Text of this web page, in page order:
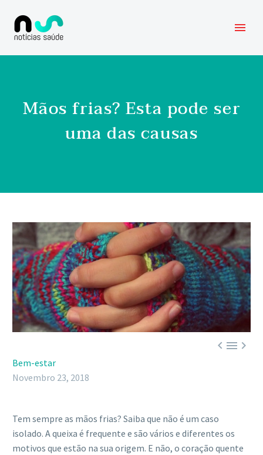
Mãos frias? Esta pode ser
uma das causas

Bem-estar
Novembro 23, 2018
Tem sempre as mãos frias? Saiba que não é um caso
isolado. A queixa é frequente e são vários e diferentes os
motivos que estão na sua origem. E não, o coração quente